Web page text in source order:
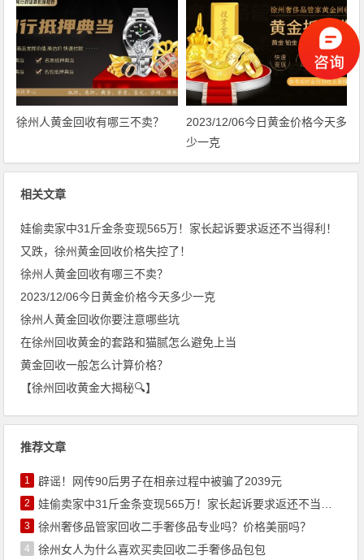
徐州人黄金回收有哪三不卖？
2023/12/06今日黄金价格今天多
少一克
相关文章
娃偷卖家中31斤金条变现565万！家长起诉要求返还不当得利！
又跌，徐州黄金回收价格失控了！
徐州人黄金回收有哪三不卖？
2023/12/06今日黄金价格今天多少一克
徐州人黄金回收你要注意哪些坑
在徐州回收黄金的套路和猫腻怎么避免上当
黄金回收一般怎么计算价格？
【徐州回收黄金大揭秘🔍】
推荐文章
1 辟谣！网传90后男子在相亲过程中被骗了2039元
2 娃偷卖家中31斤金条变现565万！家长起诉要求返还不当得利！
3 徐州奢侈品管家回收二手奢侈品专业吗？价格美丽吗？
4 徐州女人为什么喜欢买卖回收二手奢侈品包包